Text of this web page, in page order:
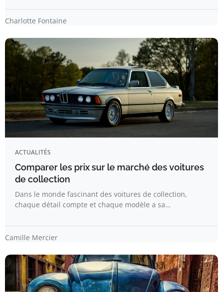
Charlotte Fontaine
ACTUALITÉS
Comparer les prix sur le marché des voitures
de collection
Dans le monde fascinant des voitures de collection,
chaque détail compte et chaque modèle a sa…
Camille Mercier